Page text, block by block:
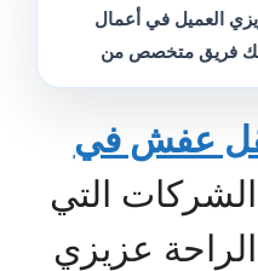
العميل في أعمال
لك فريق متخصص من
عفش في
التي
عزيزي